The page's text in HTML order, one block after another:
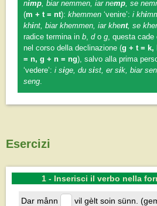
nimp , biar nemmen, iar nemp , se
(m + t = nt): khemmen ‘venire’: i khi
khint, biar khemmen, iar khent, se
radice termina in b do g , questa
nel corso della declinazione (g + t = k,
= n, g + n = ng), salvo alla prima
‘vedere’: i sige, du sist, er sik, biar
seng
Esercizi
1 - Inserisci il verbo nella
Dar månn vil gèlt soin sünn.